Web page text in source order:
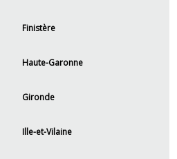
Finistère
Haute-Garonne
Gironde
Ille-et-Vilaine